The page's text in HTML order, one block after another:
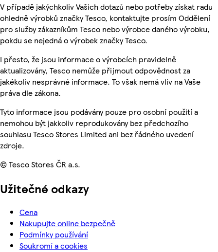
V případě jakýchkoliv Vašich dotazů nebo potřeby získat radu
ohledně výrobků značky Tesco, kontaktujte prosím Oddělení
pro služby zákazníkům Tesco nebo výrobce daného výrobku,
pokdu se nejedná o výrobek značky Tesco.
I přesto, že jsou informace o výrobcích pravidelně
aktualizovány, Tesco nemůže přijmout odpovědnost za
jakékoliv nesprávné informace. To však nemá vliv na Vaše
práva dle zákona.
Tyto informace jsou podávány pouze pro osobní použití a
nemohou být jakkoliv reprodukovány bez předchozího
souhlasu Tesco Stores Limited ani bez řádného uvedení
zdroje.
© Tesco Stores ČR a.s.
Užitečné odkazy
Cena
Nakupujte online bezpečně
Podmínky používání
Soukromí a cookies